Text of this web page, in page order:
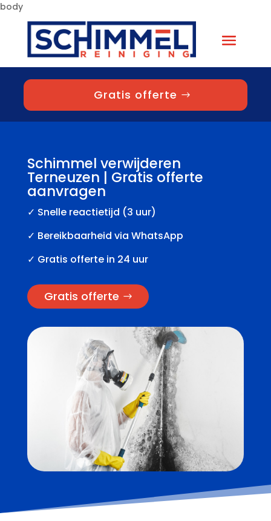
body
Gratis offerte
Schimmel verwijderen
Terneuzen | Gratis offerte
aanvragen
✓ Snelle reactietijd (3 uur)
✓ Bereikbaarheid via WhatsApp
✓ Gratis offerte in 24 uur
Gratis offerte